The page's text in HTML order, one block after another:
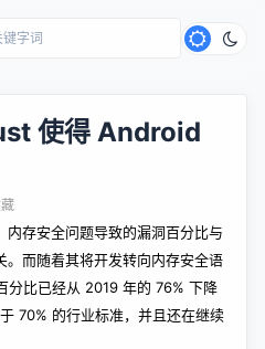
使得 Android
内存安全问题导致的漏洞百分比与
。而随着其将开发转向内存安全语
分比已经从 2019 年的 76% 下降
70% 的行业标准，并且还在继续